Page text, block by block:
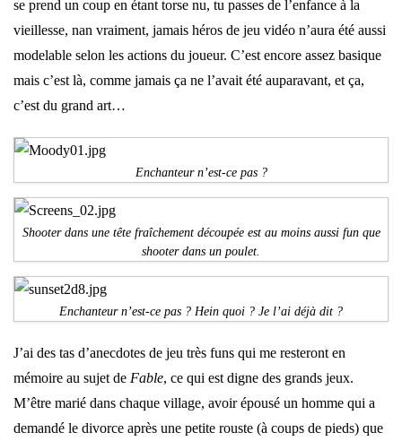
se prend un coup en étant torse nu, tu passes de l’enfance à la
vieillesse, nan vraiment, jamais héros de jeu vidéo n’aura été aussi
modelable selon les actions du joueur. C’est encore assez basique
mais c’est là, comme jamais ça ne l’avait été auparavant, et ça,
c’est du grand art…
Enchanteur n’est-ce pas ?
Shooter dans une tête fraîchement découpée est au moins aussi fun que
shooter dans un poulet.
Enchanteur n’est-ce pas ? Hein quoi ? Je l’ai déjà dit ?
J’ai des tas d’anecdotes de jeu très funs qui me resteront en
mémoire au sujet de Fable, ce qui est digne des grands jeux.
M’être marié dans chaque village, avoir épousé un homme qui a
demandé le divorce après une petite rouste (à coups de pieds) que